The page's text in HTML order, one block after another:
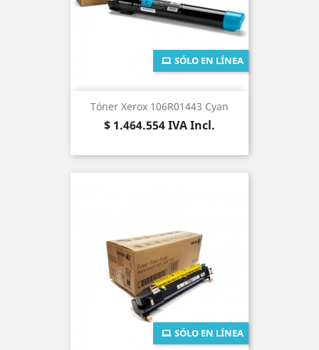
Tóner Xerox 106R01443 Cyan
Precio
$ 1.464.554IVA Incl.
SÓLO EN LÍNEA
SÓLO EN LÍNEA